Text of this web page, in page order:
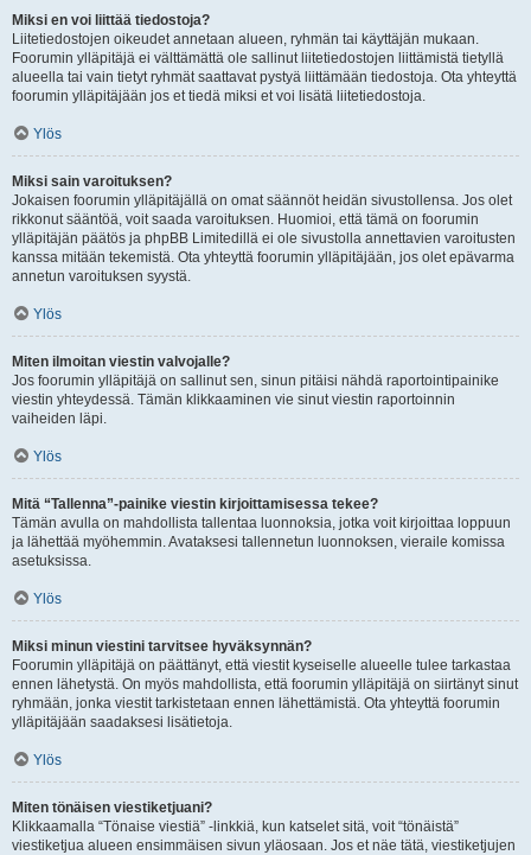
Miksi en voi liittää tiedostoja?
Liitetiedostojen oikeudet annetaan alueen, ryhmän tai käyttäjän mukaan.
Foorumin ylläpitäjä ei välttämättä ole sallinut liitetiedostojen liittämistä tietyllä
alueella tai vain tietyt ryhmät saattavat pystyä liittämään tiedostoja. Ota yhteyttä
foorumin ylläpitäjään jos et tiedä miksi et voi lisätä liitetiedostoja.
Ylös
Miksi sain varoituksen?
Jokaisen foorumin ylläpitäjällä on omat säännöt heidän sivustollensa. Jos olet
rikkonut sääntöä, voit saada varoituksen. Huomioi, että tämä on foorumin
ylläpitäjän päätös ja phpBB Limitedillä ei ole sivustolla annettavien varoitusten
kanssa mitään tekemistä. Ota yhteyttä foorumin ylläpitäjään, jos olet epävarma
annetun varoituksen syystä.
Ylös
Miten ilmoitan viestin valvojalle?
Jos foorumin ylläpitäjä on sallinut sen, sinun pitäisi nähdä raportointipainike
viestin yhteydessä. Tämän klikkaaminen vie sinut viestin raportoinnin
vaiheiden läpi.
Ylös
Mitä “Tallenna”-painike viestin kirjoittamisessa tekee?
Tämän avulla on mahdollista tallentaa luonnoksia, jotka voit kirjoittaa loppuun
ja lähettää myöhemmin. Avataksesi tallennetun luonnoksen, vieraile komissa
asetuksissa.
Ylös
Miksi minun viestini tarvitsee hyväksynnän?
Foorumin ylläpitäjä on päättänyt, että viestit kyseiselle alueelle tulee tarkastaa
ennen lähetystä. On myös mahdollista, että foorumin ylläpitäjä on siirtänyt sinut
ryhmään, jonka viestit tarkistetaan ennen lähettämistä. Ota yhteyttä foorumin
ylläpitäjään saadaksesi lisätietoja.
Ylös
Miten tönäisen viestiketjuani?
Klikkaamalla “Tönaise viestiä” -linkkiä, kun katselet sitä, voit “tönäistä”
viestiketjua alueen ensimmäisen sivun yläosaan. Jos et näe tätä, viestiketjujen